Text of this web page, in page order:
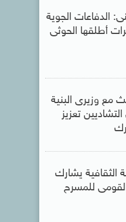
الدفاعات الجوية
أطلقها الحوثى
مع وزيرى البنية
تعزيز
الثقافية يشارك
للمسرح